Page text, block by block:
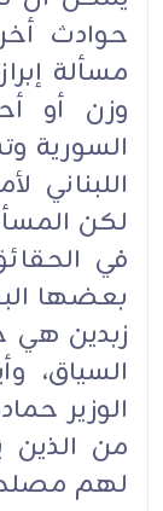
حوادث
مسألة
وزن أو
السورية
اللبناني
لكن
في
بعضها
زبدين هي
السياق،
الوزير
من
لهم